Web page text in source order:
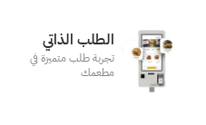
الطلب الذاتي
تجربة طلب متميزة في
مطعمك‎